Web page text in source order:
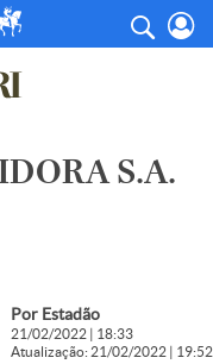
S.A.
Por Estadão
21/02/2022 | 18:33
Atualização: 21/02/2022 | 19:52